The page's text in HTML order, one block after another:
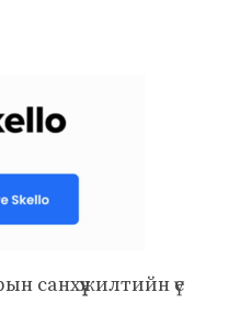
санхүүжилтийн үе